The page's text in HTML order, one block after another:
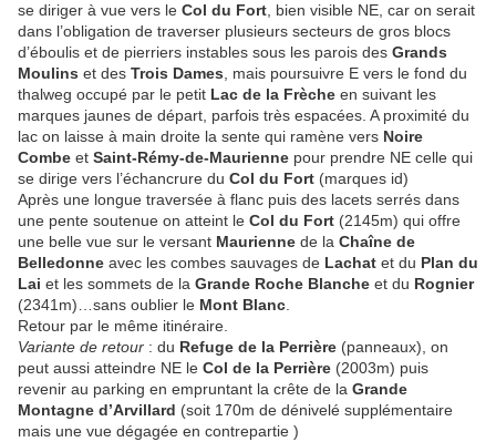
se diriger à vue vers le Col du Fort , bien visible NE, car on serait
dans l’obligation de traverser plusieurs secteurs de gros blocs
d’éboulis et de pierriers instables sous les parois des Grands
Moulins et des Trois Dames , mais poursuivre E vers le fond du
thalweg occupé par le petit Lac de la Frèche en suivant les
marques jaunes de départ, parfois très espacées. A proximité du
lac on laisse à main droite la sente qui ramène vers Noire
Combe et Saint-Rémy-de-Maurienne pour prendre NE celle qui
se dirige vers l’échancrure du Col du Fort (marques id)
Après une longue traversée à flanc puis des lacets serrés dans
une pente soutenue on atteint le Col du Fort (2145m) qui offre
une belle vue sur le versant Maurienne de la Chaîne de
Belledonne avec les combes sauvages de Lachat et du Plan du
Lai et les sommets de la Grande Roche Blanche et du Rognier
(2341m)…sans oublier le Mont Blanc
Retour par le même itinéraire.
Variante de retour : du Refuge de la Perrière (panneaux), on
peut aussi atteindre NE le Col de la Perrière (2003m) puis
revenir au parking en empruntant la crête de la Grande
Montagne d’Arvillard (soit 170m de dénivelé supplémentaire
mais une vue dégagée en contrepartie )